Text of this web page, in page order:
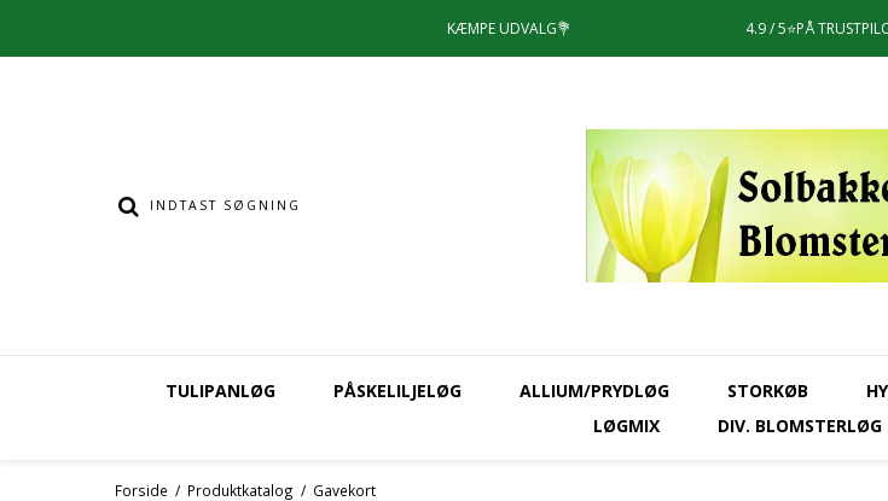
KÆMPE UDVALG💐 4.9 / 5⭐️PÅ
TULIPANLØG PÅSKELILJELØG ALLIUM/PRYDLØG STORKØB
LØGMIX
DIV. BLOMSTERLØG
Forside / Produktkatalog / Gavekort